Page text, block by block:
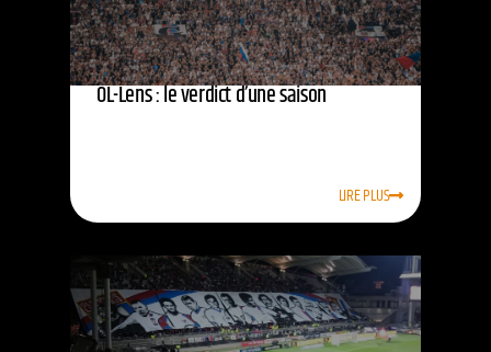
OL-Lens : le verdict d’une saison
LIRE PLUS